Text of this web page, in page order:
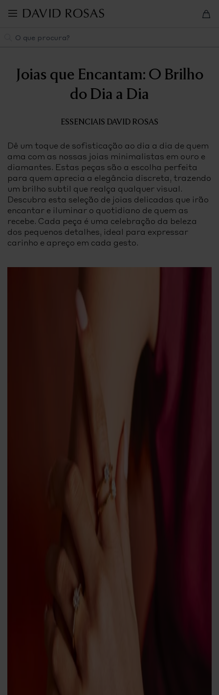
para
Joias que Encantam: O Brilho
do Dia a Dia
ESSENCIAIS DAVID ROSAS
Dê um toque de sofisticação ao dia a dia de quem
ama com as nossas joias minimalistas em ouro e
diamantes. Estas peças são a escolha perfeita
para quem aprecia a elegância discreta, trazendo
um brilho subtil que realça qualquer visual.
Descubra esta seleção de joias delicadas que irão
encantar e iluminar o quotidiano de quem as
recebe. Cada peça é uma celebração da beleza
dos pequenos detalhes, ideal para expressar
carinho e apreço em cada gesto.